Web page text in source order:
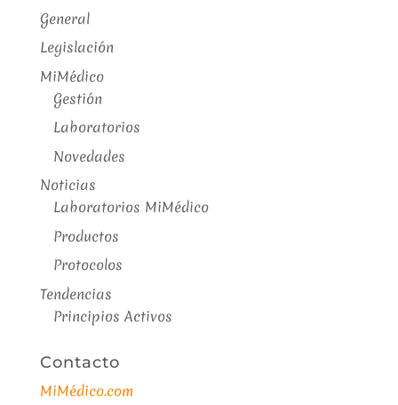
General
Legislación
MiMédico
Gestión
Laboratorios
Novedades
Noticias
Laboratorios MiMédico
Productos
Protocolos
Tendencias
Principios Activos
Contacto
MiMédico.com